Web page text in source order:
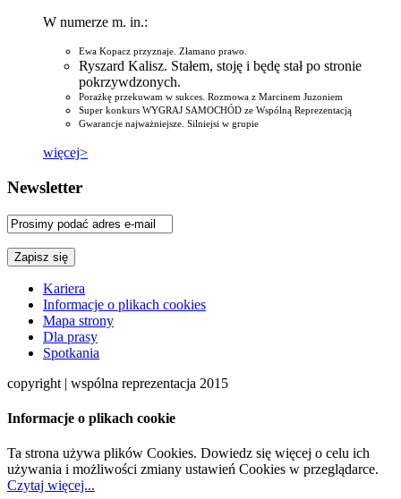
W numerze m. in.:
Ewa Kopacz przyznaje. Złamano prawo.
Ryszard Kalisz. Stałem, stoję i będę stał po stronie
pokrzywdzonych.
Porażkę przekuwam w sukces. Rozmowa z Marcinem Juzoniem
Super konkurs WYGRAJ SAMOCHÓD ze Wspólną Reprezentacją
Gwarancje najważniejsze. Silniejsi w grupie
więcej>
Newsletter
Kariera
Informacje o plikach cookies
Mapa strony
Dla prasy
Spotkania
copyright | wspólna reprezentacja 2015
Informacje o plikach cookie
Ta strona używa plików Cookies. Dowiedz się więcej o celu ich
używania i możliwości zmiany ustawień Cookies w przeglądarce.
Czytaj więcej...